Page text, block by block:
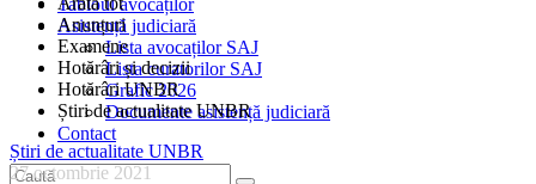
Tabloul avocaților
Asistență judiciară
Lista avocaților SAJ
Lista curatorilor SAJ
Grafic 2026
Documente asistență judiciară
Contact
Anunțuri
Examene
Hotărâri și decizii
Hotărâri UNBR
Știri de actualitate UNBR
Știri de actualitate UNBR
27 octombrie 2021